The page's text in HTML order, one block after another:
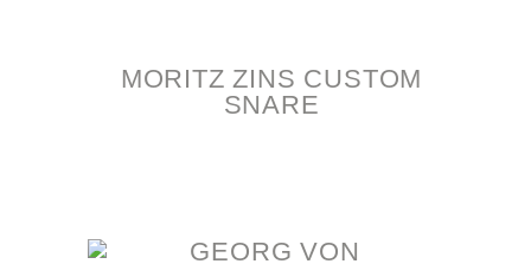
MORITZ ZINS CUSTOM
SNARE